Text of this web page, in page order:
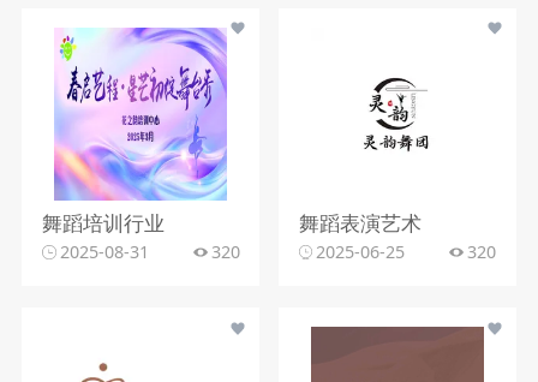
舞蹈培训行业
2025-08-31 320
舞蹈表演艺术
2025-06-25 320